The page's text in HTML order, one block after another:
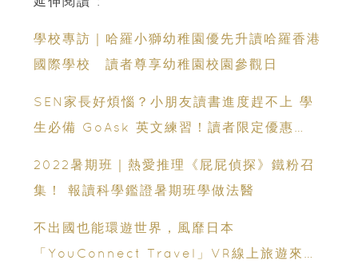
學校專訪｜哈羅小獅幼稚園優先升讀哈羅香港
國際學校 讀者尊享幼稚園校園參觀日
SEN家長好煩惱？小朋友讀書進度趕不上 學
生必備 GoAsk 英文練習！讀者限定優惠
2022暑期班｜熱愛推理《屁屁偵探》鐵粉召
集！ 報讀科學鑑證暑期班學做法醫
不出國也能環遊世界，風靡日本
「YouConnect Travel」VR線上旅遊來香